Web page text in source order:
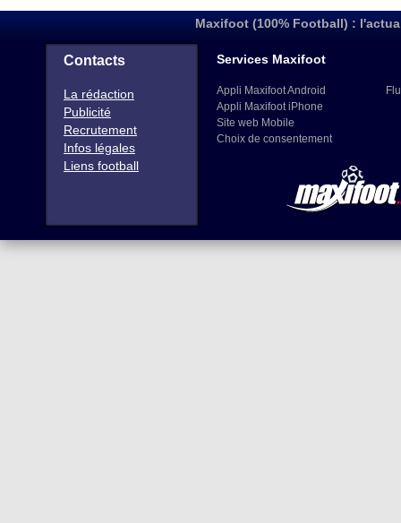
Maxifoot (100% Football) :
Contacts
La rédaction
Publicité
Recrutement
Infos légales
Liens football
Services Maxifoot
Appli Maxifoot Android
Appli Maxifoot iPhone
Site web Mobile
Choix de consentement